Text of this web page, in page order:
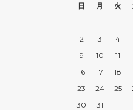
日
月 火
2
3 4
9
10 11
16
17 18
23
24 25
30
31